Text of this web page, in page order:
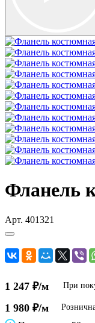
Фланель
Арт. 401321
1 247 ₽/м При
1 980 ₽/м